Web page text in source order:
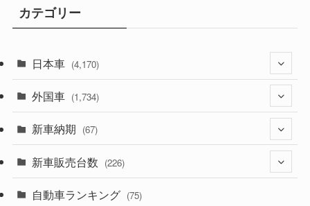
カテゴリー
日本車 (4,170)
(1,320)
(329)
外国車 (1,734)
(242)
新車納期 (67)
(28)
(8)
新車販売台数 (226)
(21)
自動車ランキング (75)